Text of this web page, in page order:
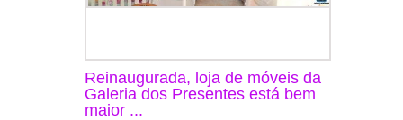
Reinaugurada, loja de móveis da
Galeria dos Presentes está bem
maior ...